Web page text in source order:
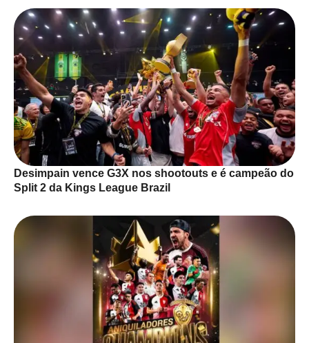
Desimpain vence G3X nos shootouts e é campeão do
Split 2 da Kings League Brazil